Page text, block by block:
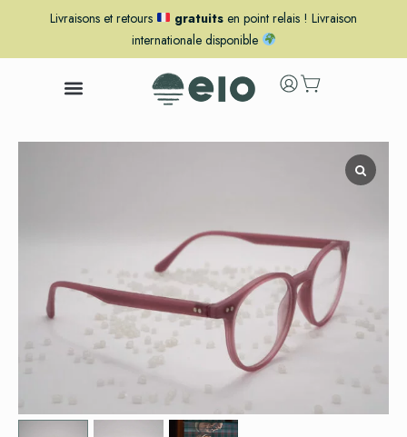
Livraisons et retours gratuitsen point relais ! Livraison
internationale disponible